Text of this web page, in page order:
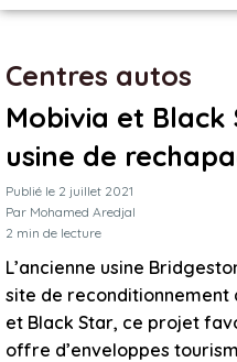
Centres autos
Mobivia et
usine de
Publié le 2 juillet 2021
Par Mohamed Aredjal
2 min de lecture
L’ancienne usine
site de reconditionnement
et Black Star, ce projet
offre d’enveloppes